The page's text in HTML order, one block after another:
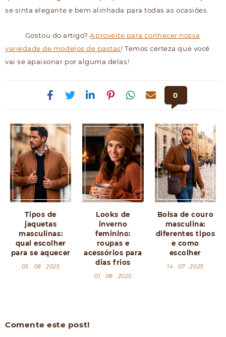
se sinta elegante e bem alinhada para todas as ocasiões.
Gostou do artigo?Aproveite para conhecer nossa
variedade de modelos de pastas! Temos certeza que você
vai se apaixonar por alguma delas!
0
Tipos de
jaquetas
masculinas:
qual escolher
para se aquecer
05 . 08 . 2025
Looks de
inverno
feminino:
roupas e
acessórios para
dias frios
01 . 08 . 2025
Bolsa de couro
masculina:
diferentes tipos
e como
escolher
14 . 07 . 2025
Comente este post!